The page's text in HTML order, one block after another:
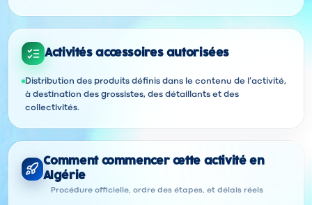
Activités accessoires autorisées
Distribution des produits définis dans le contenu de l’activité,
à destination des grossistes, des détaillants et des
collectivités.
Comment commencer cette activité en
Algérie
Procédure officielle, ordre des étapes, et délais réels